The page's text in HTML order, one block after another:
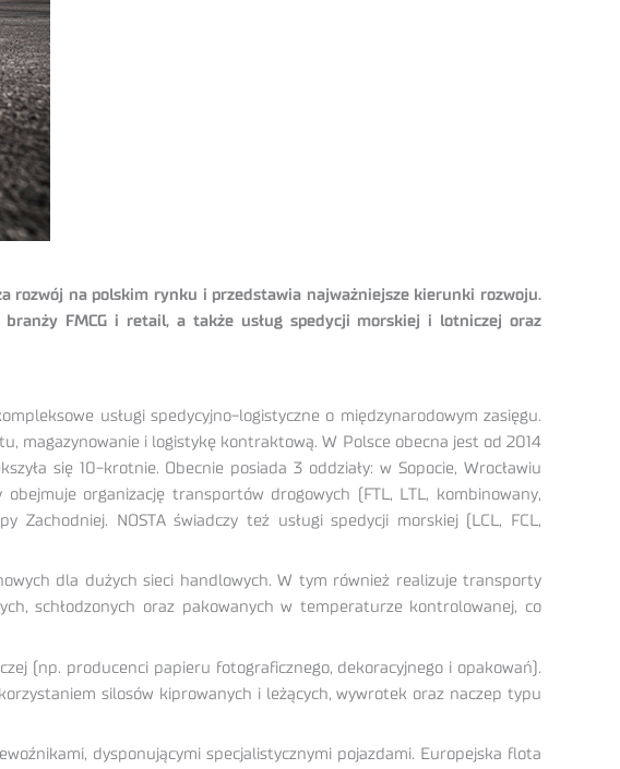
rozwój na polskim rynku i przedstawia najważniejsze kierunki rozwoju.
FMCG i retail, a także usług spedycji morskiej i lotniczej oraz
usługi spedycyjno-logistyczne o międzynarodowym zasięgu.
magazynowanie i logistykę kontraktową. W Polsce obecna jest od 2014
się 10-krotnie. Obecnie posiada 3 oddziały: w Sopocie, Wrocławiu
organizację transportów drogowych (FTL, LTL, kombinowany,
NOSTA świadczy też usługi spedycji morskiej (LCL, FCL,
dla dużych sieci handlowych. W tym również realizuje transporty
schłodzonych oraz pakowanych w temperaturze kontrolowanej, co
(np. producenci papieru fotograficznego, dekoracyjnego i opakowań).
silosów kiprowanych i leżących, wywrotek oraz naczep typu
dysponującymi specjalistycznymi pojazdami. Europejska flota